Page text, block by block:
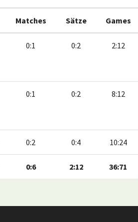
Matches Sätze Games
0:1 0:2 2:12
0:1 0:2 8:12
0:2 0:4 10:24
0:6 2:12 36:71